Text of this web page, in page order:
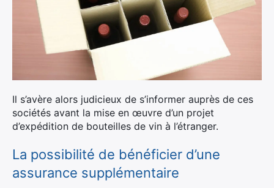
Il s’avère alors judicieux de s’informer auprès de ces
sociétés avant la mise en œuvre d’un projet
d’expédition de bouteilles de vin à l’étranger.
La possibilité de bénéficier d’une
assurance supplémentaire